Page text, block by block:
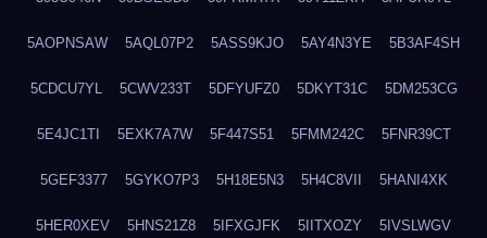
5AOPNSAW 5AQL07P2 5ASS9KJO 5AY4N3YE 5B3AF4SH
5CDCU7YL 5CWV233T 5DFYUFZ0 5DKYT31C 5DM253CG
5E4JC1TI 5EXK7A7W 5F447S51 5FMM242C 5FNR39CT
5GEF3377 5GYKO7P3 5H18E5N3 5H4C8VII 5HANI4XK
5HER0XEV 5HNS21Z8 5IFXGJFK 5IITXOZY 5IVSLWGV